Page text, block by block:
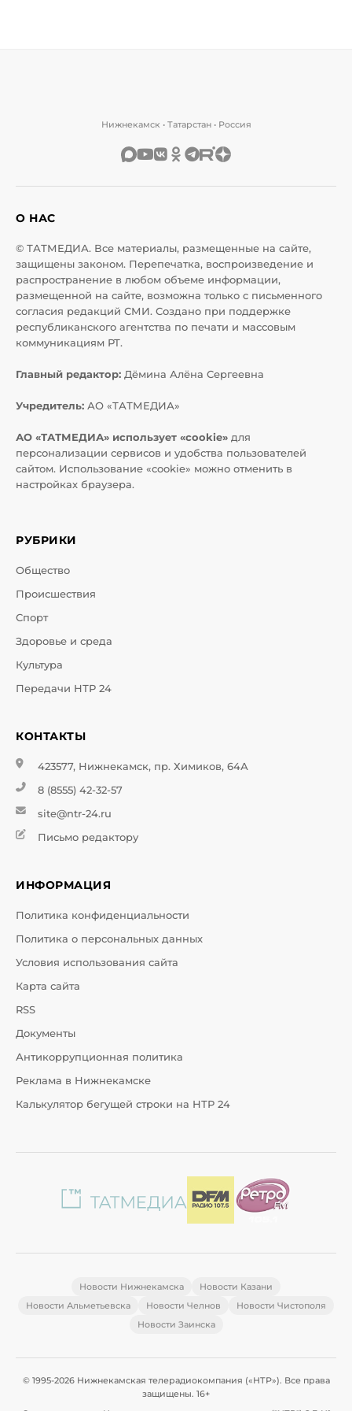
Нижнекамск • Татарстан • Россия
О НАС
© ТАТМЕДИА. Все материалы, размещенные на сайте,
защищены законом. Перепечатка, воспроизведение и
распространение в любом объеме информации,
размещенной на сайте, возможна только с письменного
согласия редакций СМИ. Создано при поддержке
республиканского агентства по печати и массовым
коммуникациям РТ.
Главный редактор: Дёмина Алёна Сергеевна
Учредитель: АО «ТАТМЕДИА»
АО «ТАТМЕДИА» использует «cookie» для
персонализации сервисов и удобства пользователей
сайтом. Использование «cookie» можно отменить в
настройках браузера.
РУБРИКИ
Общество
Происшествия
Спорт
Здоровье и среда
Культура
Передачи НТР 24
КОНТАКТЫ
423577, Нижнекамск, пр. Химиков, 64А
8 (8555) 42-32-57
site@ntr-24.ru
Письмо редактору
ИНФОРМАЦИЯ
Политика конфиденциальности
Политика о персональных данных
Условия использования сайта
Карта сайта
RSS
Документы
Антикоррупционная политика
Реклама в Нижнекамске
Калькулятор бегущей строки на НТР 24
Новости Нижнекамска
Новости Казани
Новости Альметьевска
Новости Челнов
Новости Чистополя
Новости Заинска
© 1995-2026 Нижнекамская телерадиокомпания («НТР»). Все права
защищены. 16+